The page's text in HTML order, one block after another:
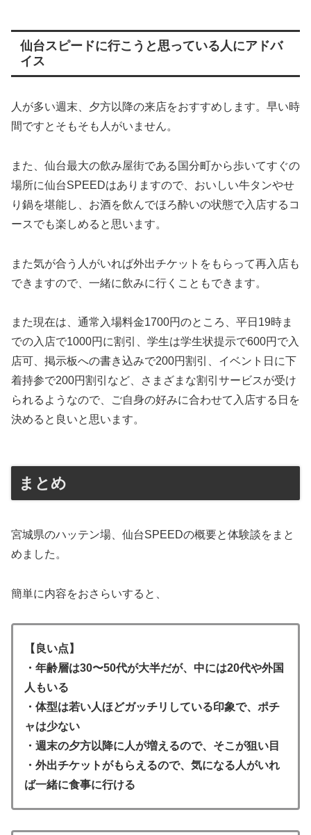
仙台スピードに行こうと思っている人にアドバ
イス
人が多い週末、夕方以降の来店をおすすめします。 早い時
間ですとそもそも人がいません。
また、仙台最大の飲み屋街である国分町から歩いてすぐの
場所に仙台SPEEDはありますので、おいしい牛タンやせ
り鍋を堪能し、お酒を飲んでほろ酔いの状態で入店するコ
ースでも楽しめると思います。
また気が合う人がいれば外出チケットをもらって再入店も
できますので、一緒に飲みに行くこともできます。
また現在は、通常入場料金1700円のところ、平日19時ま
での入店で1000円に割引、学生は学生状提示で600円で入
店可、掲示板への書き込みで200円割引、イベント日に下
着持参で200円割引など、さまざまな割引サービスが受け
られるようなので、ご自身の好みに合わせて入店する日を
決めると良いと思います。
まとめ
宮城県のハッテン場、仙台SPEEDの概要と体験談をまと
めました。
簡単に内容をおさらいすると、
【良い点】
・年齢層は30〜50代が大半だが、中には20代や外国
人もいる
・体型は若い人ほどガッチリしている印象で、ポチ
ャは少ない
・週末の夕方以降に人が増えるので、そこが狙い目
・外出チケットがもらえるので、気になる人がいれ
ば一緒に食事に行ける